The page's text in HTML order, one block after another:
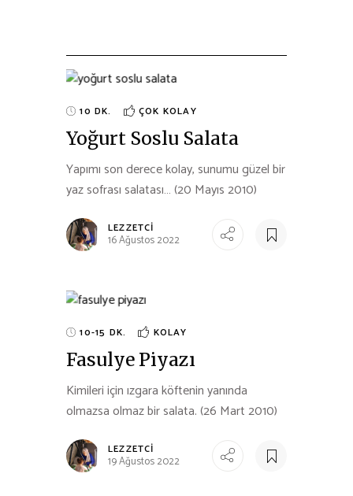
10 DK. ÇOK KOLAY
Yoğurt Soslu Salata
Yapımı son derece kolay, sunumu güzel bir
yaz sofrası salatası… (20 Mayıs 2010)
LEZZETCI
16 Ağustos 2022
10-15 DK. KOLAY
Fasulye Piyazı
Kimileri için ızgara köftenin yanında
olmazsa olmaz bir salata. (26 Mart 2010)
LEZZETCI
19 Ağustos 2022